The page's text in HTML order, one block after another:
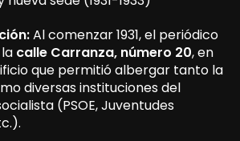
Al comenzar 1931, el periódico
calle Carranza, número 20, en
que permitió albergar tanto la
diversas instituciones del
(PSOE, Juventudes